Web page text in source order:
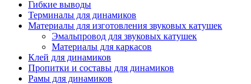
Гибкие выводы
Терминалы для динамиков
Материалы для изготовления звуковых катушек
Эмальпровод для звуковых катушек
Материалы для каркасов
Клей для динамиков
Пропитки и составы для динамиков
Рамы для динамиков